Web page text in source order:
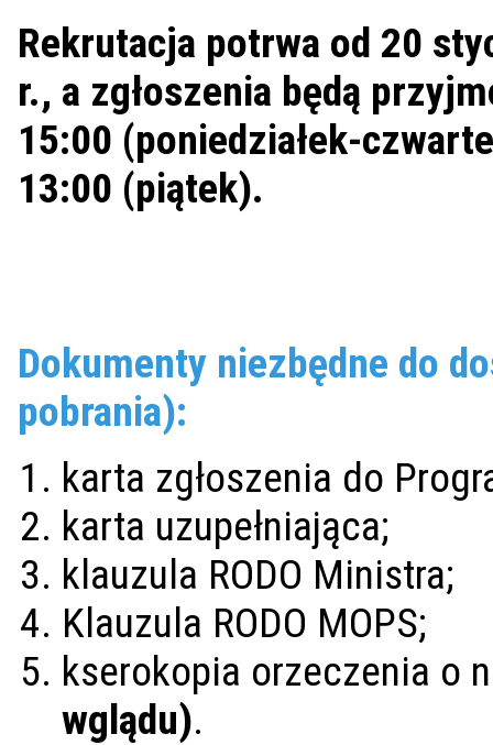
Rekrutacja potrwa od 20
r., a zgłoszenia będą
15:00 (poniedziałek-
13:00 (piątek).
Dokumenty niezbędne do
pobrania):
karta zgłoszenia do
karta uzupełniająca;
klauzula RODO Ministra;
Klauzula RODO MOPS;
kserokopia orzeczenia o
wglądu).